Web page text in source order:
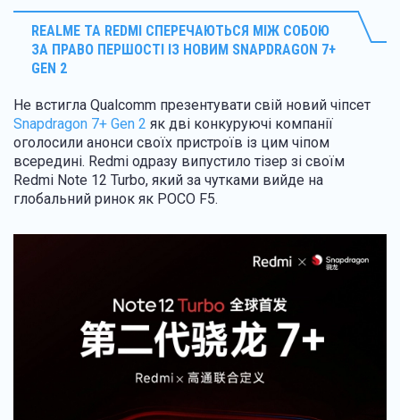
REALME ТА REDMI СПЕРЕЧАЮТЬСЯ МІЖ СОБОЮ
ЗА ПРАВО ПЕРШОСТІ ІЗ НОВИМ SNAPDRAGON 7+
GEN 2
Не встигла Qualcomm презентувати свій новий чіпсет
Snapdragon 7+ Gen 2 як дві конкуруючі компанії
оголосили анонси своїх пристроїв із цим чіпом
всередині. Redmi одразу випустило тізер зі своїм
Redmi Note 12 Turbo, який за чутками вийде на
глобальний ринок як POCO F5.